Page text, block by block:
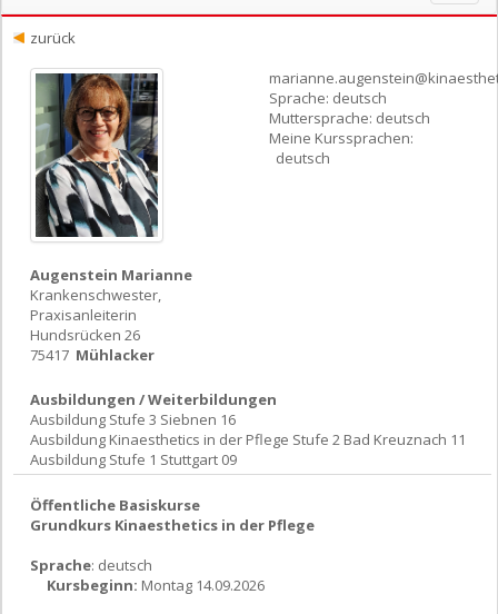
ein-/
zurück
Augenstein Marianne
Krankenschwester,
Praxisanleiterin
Hundsrücken 26
75417 Mühlacker
Sprache: deutsch
Muttersprache: deutsch
Meine Kurssprachen:
deutsch
Ausbildungen / Weiterbildungen
Ausbildung Stufe 3 Siebnen 16
Ausbildung Kinaesthetics in der Pflege Stufe 2 Bad Kreuznach 11
Ausbildung Stufe 1 Stuttgart 09
Öffentliche Basiskurse
Grundkurs Kinaesthetics in der Pflege
Sprache: deutsch
Kursbeginn: Montag 14.09.2026